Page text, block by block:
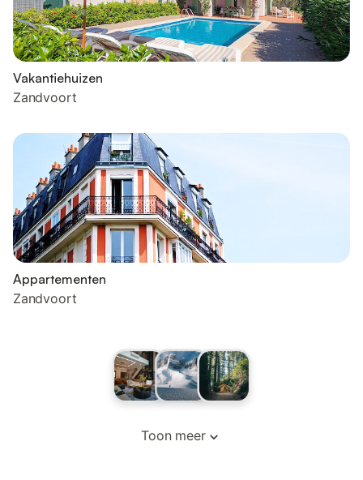
Vakantiehuizen
Zandvoort
Appartementen
Zandvoort
Toon meer